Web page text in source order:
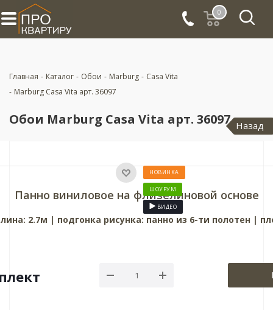
0
Главная - Каталог - Обои - Marburg - Casa Vita
- Marburg Casa Vita арт. 36097
Обои Marburg Casa Vita арт. 36097 Назад
НОВИНКА
ШОУРУМ
ВИДЕО
Панно виниловое на флизелиновой основе
2.7м | подгонка рисунка: панно из 6-ти полотен|